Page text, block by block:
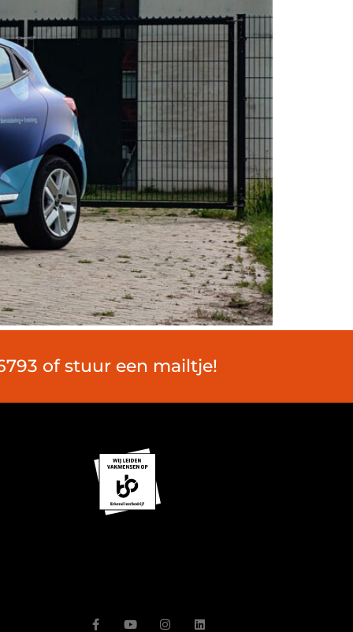
of stuur een mailtje!